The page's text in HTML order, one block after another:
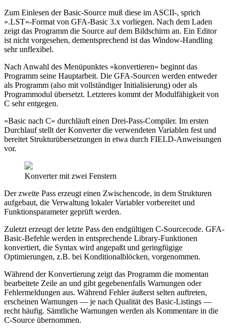
Zum Einlesen der Basic-Source muß diese im ASCII-, sprich
».LST«-Format von GFA-Basic 3.x vorliegen. Nach dem Laden
zeigt das Programm die Source auf dem Bildschirm an. Ein Editor
ist nicht vorgesehen, dementsprechend ist das Window-Handling
sehr unflexibel.
Nach Anwahl des Menüpunktes »konvertieren« beginnt das
Programm seine Hauptarbeit. Die GFA-Sourcen werden entweder
als Programm (also mit vollständiger Initialisierung) oder als
Programmodul übersetzt. Letzteres kommt der Modulfähigkeit von
C sehr entgegen.
»Basic nach C« durchläuft einen Drei-Pass-Compiler. Im ersten
Durchlauf stellt der Konverter die verwendeten Variablen fest und
bereitet Strukturübersetzungen in etwa durch FIELD-Anweisungen
vor.
Konverter mit zwei Fenstern
Der zweite Pass erzeugt einen Zwischencode, in dem Strukturen
aufgebaut, die Verwaltung lokaler Variabler vorbereitet und
Funktionsparameter geprüft werden.
Zuletzt erzeugt der letzte Pass den endgültigen C-Sourcecode. GFA-
Basic-Befehle werden in entsprechende Library-Funktionen
konvertiert, die Syntax wird angepaßt und geringfügige
Optimierungen, z.B. bei Konditionalblöcken, vorgenommen.
Während der Konvertierung zeigt das Programm die momentan
bearbeitete Zeile an und gibt gegebenenfalls Warnungen oder
Fehlermeldungen aus. Während Fehler äußerst selten auftreten,
erscheinen Warnungen — je nach Qualität des Basic-Listings —
recht häufig. Sämtliche Warnungen werden als Kommentare in die
C-Source übernommen.